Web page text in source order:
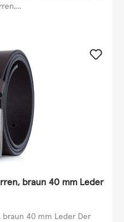
braun 40 mm Leder
braun 40 mm Leder Der